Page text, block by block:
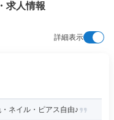
求人情報
詳細表示
ネイル・ピアス自由♪